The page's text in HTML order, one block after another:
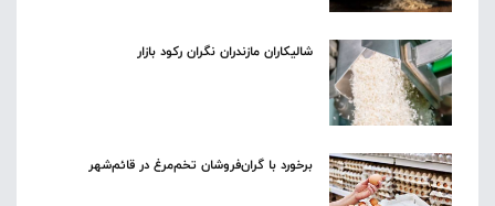
شالیکاران مازندران نگران رکود بازار
برخورد با گران‌فروشان تخم‌مرغ در قائم‌شهر